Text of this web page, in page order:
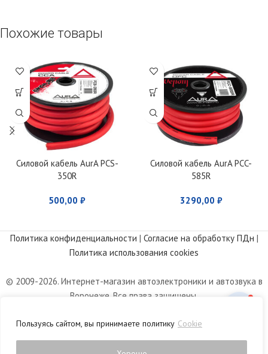
Пользуясь сайтом, вы принимаете политику Cookie
Похожие товары
Силовой кабель AurA PCS-
350R
500,00 ₽
Силовой кабель AurA PCC-
585R
3290,00 ₽
Политика конфиденциальности | Согласие на обработку ПДн |
Политика использования cookies
© 2009-2026. Интернет-магазин автоэлектроники и автозвука в
Воронеже. Все права защищены.
характер и не является публичной офертой, определяемой
положениями статьи 437 Гражданского кодекса РФ.